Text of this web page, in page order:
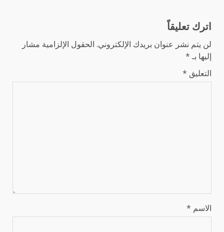
اترك تعليقاً
لن يتم نشر عنوان بريدك الإلكتروني. الحقول الإلزامية مشار
إليها بـ*
التعليق *
الاسم *